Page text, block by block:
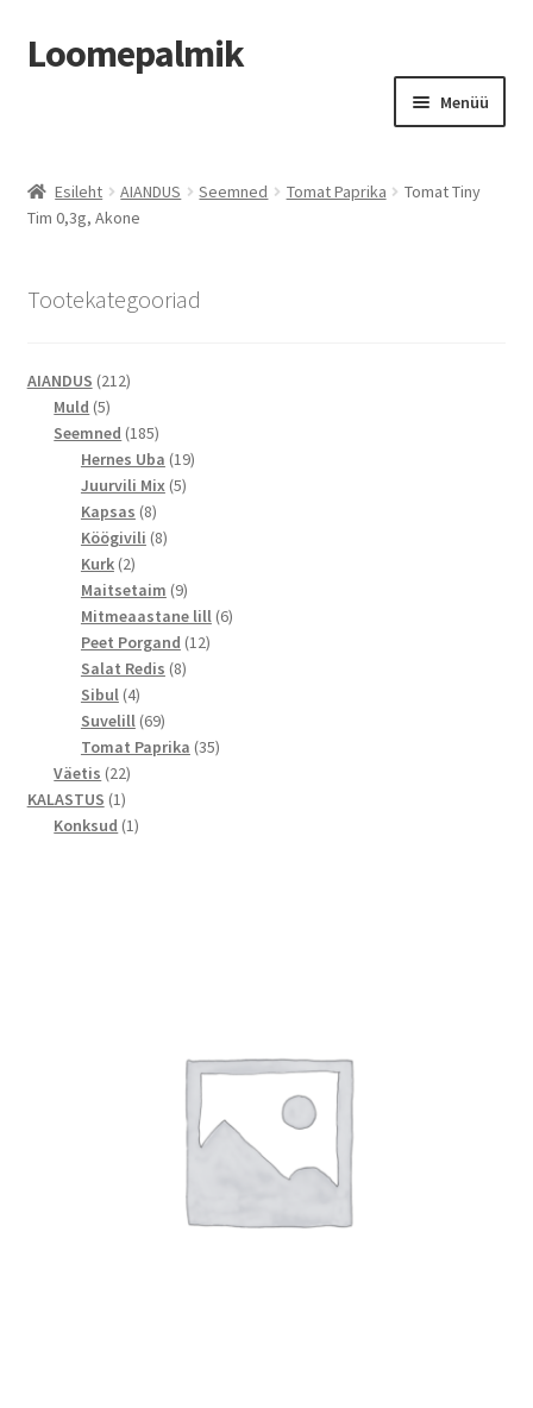
Loomepalmik
Menüü
Esileht AIANDUS Seemned Tomat Paprika
Tomat Tiny
Tim 0,3g, Akone
Tootekategooriad
AIANDUS 212212
Muld 55
toodet
Seemned 185185
toodet
Hernes Uba 1919
Juurvili Mix 55
Kapsas 88
toodet
Köögivili 88
Kurk 22
toodet
Maitsetaim 99
toodet
Mitmeaastane lill 66
Peet Porgand 1212
Salat Redis 88
Sibul 44
toodet
Suvelill 6969
toodet
Tomat Paprika 3535
Väetis 2222
KALASTUS 11
toode
Konksud 11